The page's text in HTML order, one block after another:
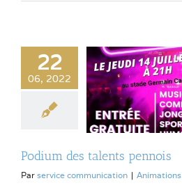
22
06, 2022
Podium des talents pennois
Par service communication | Animations